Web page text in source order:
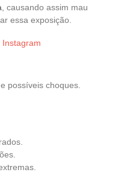
, causando assim mau
essa exposição.
possíveis choques.